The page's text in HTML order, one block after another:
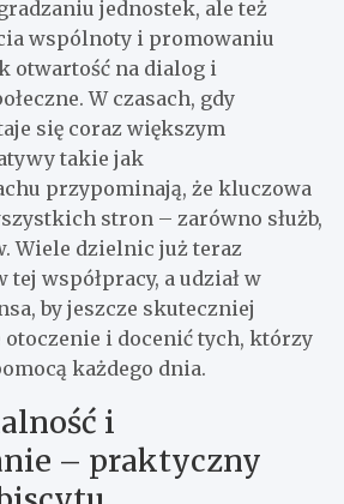
jednostek, ale też
wspólnoty i promowaniu
otwartość na dialog i
W czasach, gdy
się coraz większym
takie jak
przypominają, że kluczowa
stron – zarówno służb,
Wiele dzielnic już teraz
współpracy, a udział w
by jeszcze skuteczniej
otoczenie i docenić tych, którzy
każdego dnia.
i
– praktyczny